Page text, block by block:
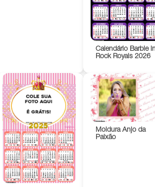
Calendário Barbie
Rock Royals 2026
Moldura Anjo da
Paixão